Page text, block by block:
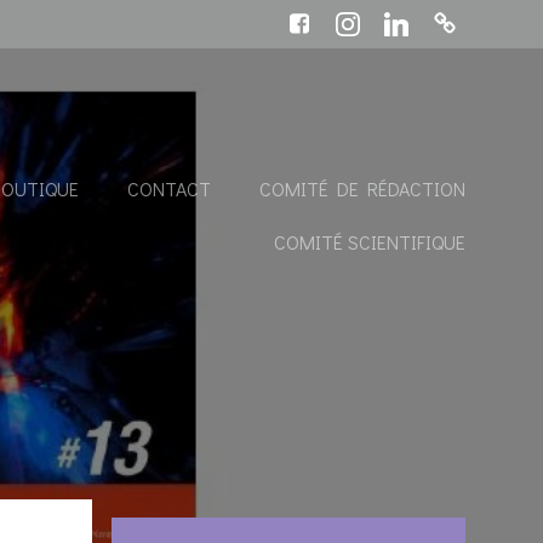
CONTACT COMITÉ DE RÉDACTION
COMITÉ SCIENTIFIQUE